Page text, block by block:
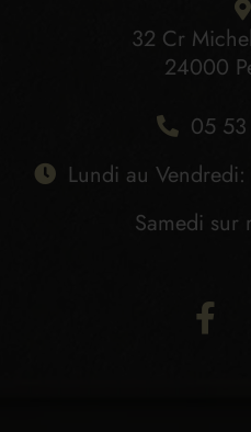
32 Cr
24000
05
Lundi au
Samedi sur